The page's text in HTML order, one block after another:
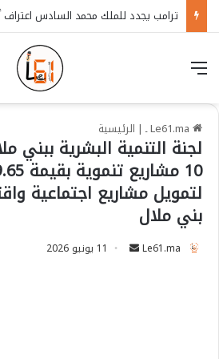
| الرئيسية
لجنة التنمية البشرية ببني
لتمويل مشاريع اجتماعية
بني ملال
Le61.ma 11 يونيو 2026